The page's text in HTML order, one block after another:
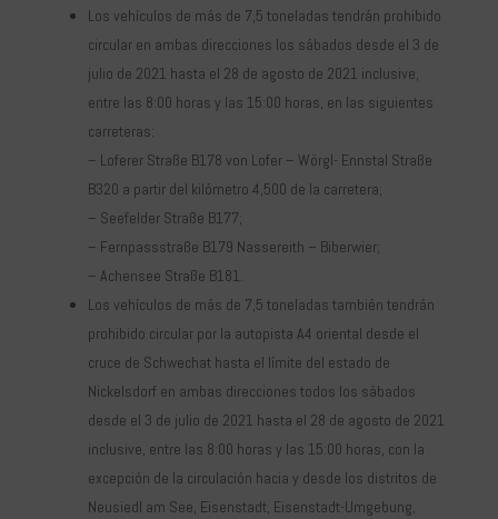
Los vehículos de más de 7,5 toneladas tendrán prohibido
circular en ambas direcciones los sábados desde el 3 de
julio de 2021 hasta el 28 de agosto de 2021 inclusive,
entre las 8:00 horas y las 15:00 horas, en las siguientes
carreteras:
– Loferer Straße B178 von Lofer – Wörgl- Ennstal Straße
B320 a partir del kilómetro 4,500 de la carretera;
– Seefelder Straße B177;
– Fernpassstraße B179 Nassereith – Biberwier;
– Achensee Straße B181.
Los vehículos de más de 7,5 toneladas también tendrán
prohibido circular por la autopista A4 oriental desde el
cruce de Schwechat hasta el límite del estado de
Nickelsdorf en ambas direcciones todos los sábados
desde el 3 de julio de 2021 hasta el 28 de agosto de 2021
inclusive, entre las 8:00 horas y las 15:00 horas, con la
excepción de la circulación hacia y desde los distritos de
Neusiedl am See, Eisenstadt, Eisenstadt-Umgebung,